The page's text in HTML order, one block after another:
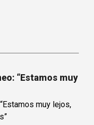
“Estamos muy